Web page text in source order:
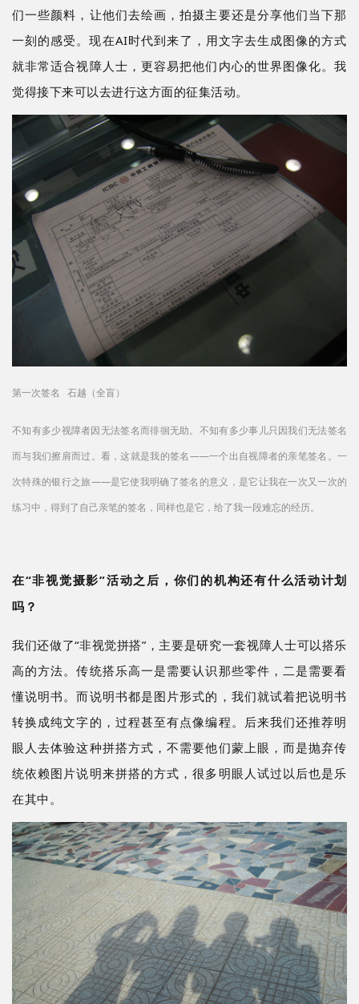
们一些颜料，让他们去绘画，拍摄主要还是分享他们当下那
一刻的感受。现在AI时代到来了，用文字去生成图像的方式
就非常适合视障人士，更容易把他们内心的世界图像化。我
觉得接下来可以去进行这方面的征集活动。
第一次签名 石越（全盲）
不知有多少视障者因无法签名而徘徊无助。不知有多少事儿只因我们无法签名
而与我们擦肩而过。看，这就是我的签名——一个出自视障者的亲笔签名。一
次特殊的银行之旅——是它使我明确了签名的意义，是它让我在一次又一次的
练习中，得到了自己亲笔的签名，同样也是它，给了我一段难忘的经历。
在“非视觉摄影”活动之后，你们的机构还有什么活动计划
吗？
我们还做了“非视觉拼搭”，主要是研究一套视障人士可以搭乐
高的方法。传统搭乐高一是需要认识那些零件，二是需要看
懂说明书。而说明书都是图片形式的，我们就试着把说明书
转换成纯文字的，过程甚至有点像编程。后来我们还推荐明
眼人去体验这种拼搭方式，不需要他们蒙上眼，而是抛弃传
统依赖图片说明来拼搭的方式，很多明眼人试过以后也是乐
在其中。